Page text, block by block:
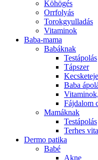
Köhögés
Orrfolyás
Torokgyulladás
Vitaminok
Baba-mama
Babáknak
Testápolás
Tápszer
Baba
Fájdalom
Mamáknak
Testápolás
Terhes
Dermo patika
Babé
Akne